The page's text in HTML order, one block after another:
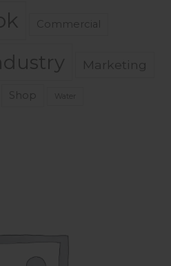
Commercial
Marketing
Shop Water